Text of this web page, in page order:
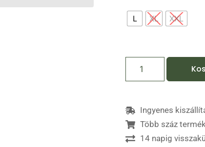
L XL XXL
Ingyenes
Több száz
14 napig